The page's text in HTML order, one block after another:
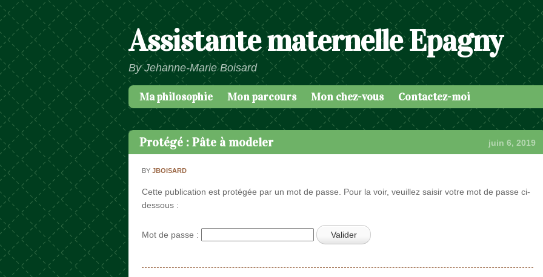
Assistante maternelle Epagny
By Jehanne-Marie Boisard
Menu
Passer au contenu
Ma philosophie Mon parcours Mon chez-vous Contactez-moi
Protégé : Pâte à modeler juin 6, 2019
BYJBOISARD
Cette publication est protégée par un mot de passe. Pour la voir, veuillez saisir votre mot de passe ci-
dessous :
Mot de passe :